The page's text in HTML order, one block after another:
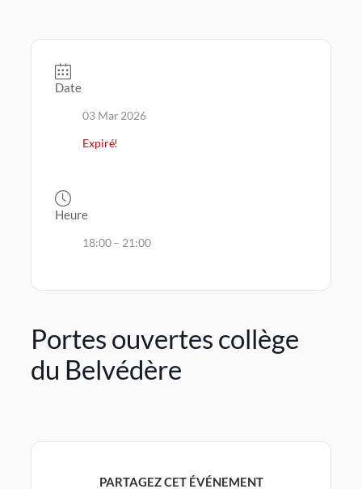
Date
03 Mar 2026
Expiré!
Heure
18:00 – 21:00
Portes ouvertes collège
du Belvédère
PARTAGEZ CET ÉVÉNEMENT